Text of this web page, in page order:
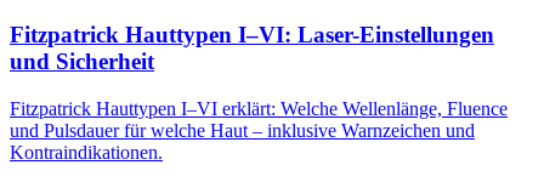
Fitzpatrick Hauttypen I–VI: Laser-Einstellungen
und Sicherheit
Fitzpatrick Hauttypen I–VI erklärt: Welche Wellenlänge, Fluence
und Pulsdauer für welche Haut – inklusive Warnzeichen und
Kontraindikationen.